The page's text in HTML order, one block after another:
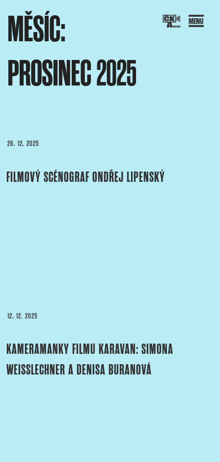
obsahu
ČESKÝCH KAMERAMANŮ
portál Asociace českých kameramanů
MĚSÍC:
PROSINEC 2025
PUBLIKOVÁNO
26. 12. 2025
FILMOVÝ SCÉNOGRAF ONDŘEJ LIPENSKÝ
PUBLIKOVÁNO
12. 12. 2025
KAMERAMANKY FILMU KARAVAN: SIMONA
WEISSLECHNER A DENISA BURANOVÁ